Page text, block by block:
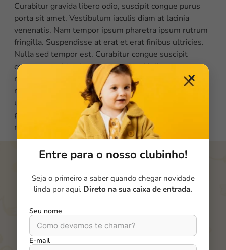
✕
Entre para o nosso clubinho!
Seja o primeiro a saber quando chegar novidade
linda por aqui. Direto na sua caixa de entrada.
Seu nome
E-mail
Curabitur gravida libero odio, suscipit congue purus
porta sit amet. Vestibulum iaculis diam at lacinia
venenatis. Nam tempor ipsum pharetra ipsum rutrum
fringilla. Suspendisse at erat et erat finibus ultricies.
Nulla sed tempor est. Curabitur congue suscipit
consectetur. Mauris nec cursus leo. Nulla posuere
magna dignissim viverra ultricies. Vestibulum
molestie ligula vel facilisis fringilla. Vivamus nec nunc
ut augue mattis aliquam nec nec diam. Nullam
posuere finibus urna non porta. Duis eleifend
maximus dolor a accumsan.
novidades daBBB Family!
Cadastre-se e receba dicas, lançamentos e ofertas